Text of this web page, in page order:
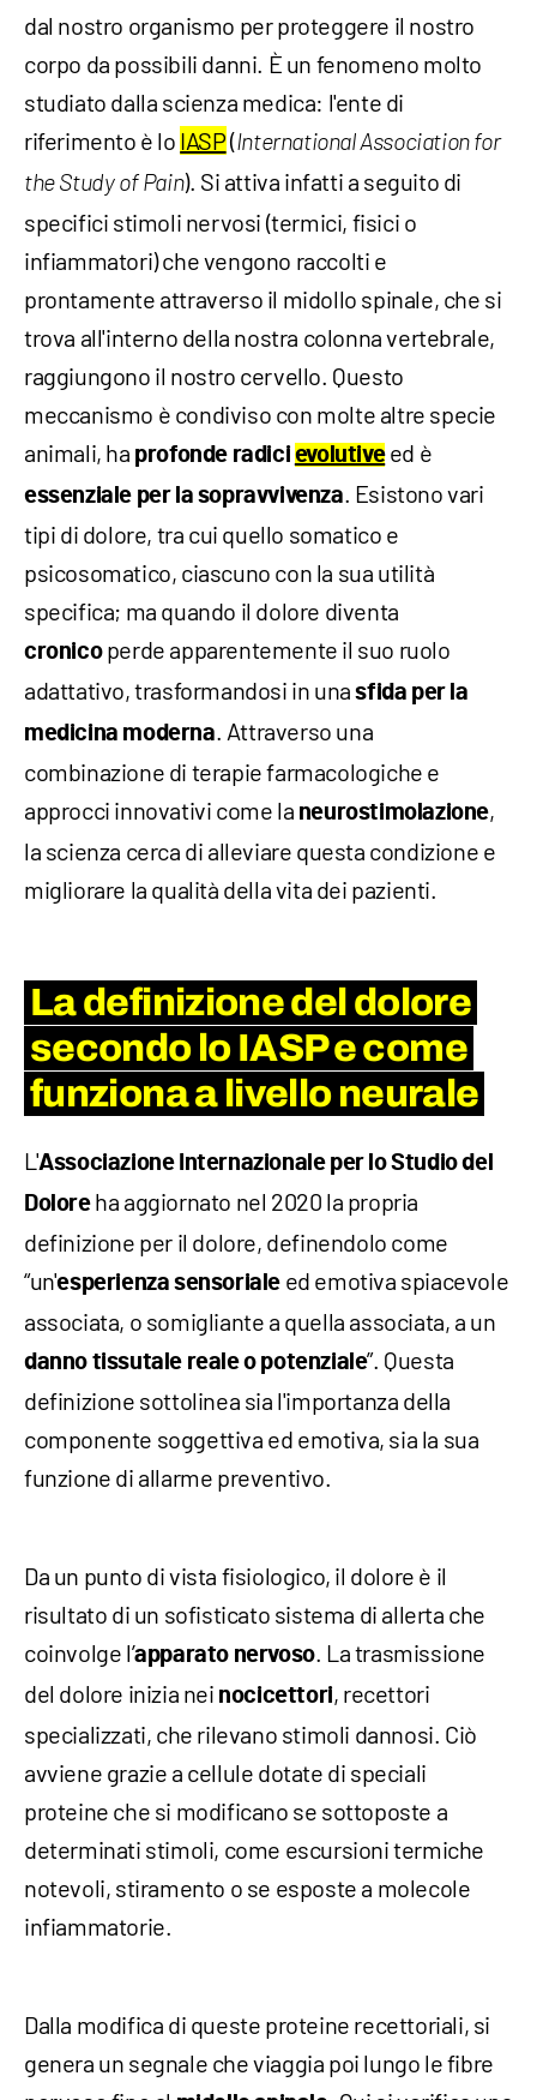
dal nostro organismo per proteggere il nostro
corpo da possibili danni. È un fenomeno molto
studiato dalla scienza medica: l'ente di
riferimento è lo IASP(International Association for
the Study of Pain). Si attiva infatti a seguito di
specifici stimoli nervosi (termici, fisici o
infiammatori) che vengono raccolti e
prontamente attraverso il midollo spinale, che si
trova all'interno della nostra colonna vertebrale,
raggiungono il nostro cervello. Questo
meccanismo è condiviso con molte altre specie
animali, ha profonde radici evolutiveed è
essenziale per la sopravvivenza. Esistono vari
tipi di dolore, tra cui quello somatico e
psicosomatico, ciascuno con la sua utilità
specifica; ma quando il dolore diventa
cronicoperde apparentemente il suo ruolo
adattativo, trasformandosi in unasfida per la
medicina moderna. Attraverso una
combinazione di terapie farmacologiche e
approcci innovativi come la neurostimolazione,
la scienza cerca di alleviare questa condizione e
migliorare la qualità della vita dei pazienti.
La definizione del dolore
secondo lo IASP e come
funziona a livello neurale
L'Associazione Internazionale per lo Studio del
Doloreha aggiornato nel 2020 la propria
definizione per il dolore, definendolo come
“un'esperienza sensoriale ed emotiva spiacevole
associata, o somigliante a quella associata, a un
danno tissutale reale o potenziale”. Questa
definizione sottolinea sia l'importanza della
componente soggettiva ed emotiva, sia la sua
funzione di allarme preventivo.
Da un punto di vista fisiologico, il dolore è il
risultato di un sofisticato sistema di allerta che
coinvolge l’apparato nervoso. La trasmissione
del dolore inizia nei nocicettori, recettori
specializzati, che rilevano stimoli dannosi. Ciò
avviene grazie a cellule dotate di speciali
proteine che si modificano se sottoposte a
determinati stimoli, come escursioni termiche
notevoli, stiramento o se esposte a molecole
infiammatorie.
Dalla modifica di queste proteine recettoriali, si
genera un segnale che viaggia poi lungo le fibre